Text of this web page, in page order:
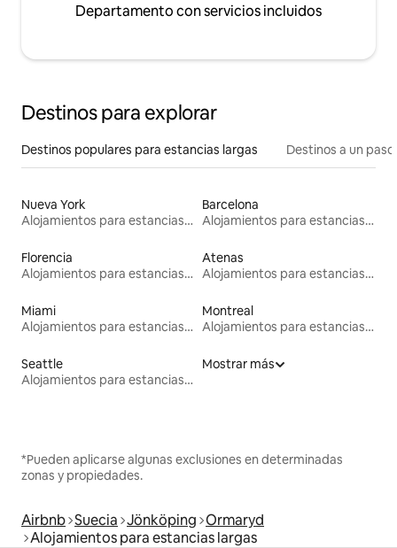
Departamento con servicios incluidos
Destinos para explorar
Destinos populares para estancias largas Destinos a un
Nueva York
Alojamientos para estancias largas
Barcelona
Alojamientos para estancias largas
Florencia
Alojamientos para estancias largas
Atenas
Alojamientos para estancias largas
Miami
Alojamientos para estancias largas
Montreal
Alojamientos para estancias largas
Seattle
Alojamientos para estancias largas
Mostrar más
*Pueden aplicarse algunas exclusiones en determinadas
zonas y propiedades.
Airbnb Suecia Jönköping Ormaryd
Alojamientos para estancias largas